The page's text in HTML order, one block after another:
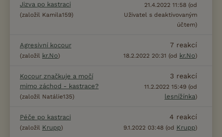
Jizva po kastraci
(založil Kamila159)
21.4.2022 11:58 (od
Uživatel s deaktivovaným
účtem)
Agresivní kocour
(založil kr.No)
7 reakcí
18.2.2022 20:31 (od kr.No)
Kocour značkuje a močí
mimo záchod - kastrace?
(založil Natálie135)
3 reakcí
11.2.2022 15:49 (od
lesnížínka)
Péče po kastraci
(založil Krupp)
4 reakcí
9.1.2022 03:48 (od Krupp)